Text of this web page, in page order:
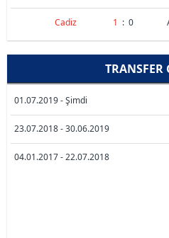
Cadiz 1 : 0
TRANSFER
01.07.2019 - Şimdi
23.07.2018 - 30.06.2019
04.01.2017 - 22.07.2018